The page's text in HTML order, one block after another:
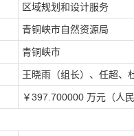
区域规划和设计服务
青铜峡市自然资源局
青铜峡市
王晓雨（组长）、任超、
￥397.700000 万元（人